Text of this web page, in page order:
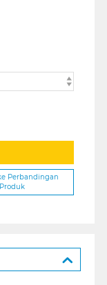
Perbandingan
Produk